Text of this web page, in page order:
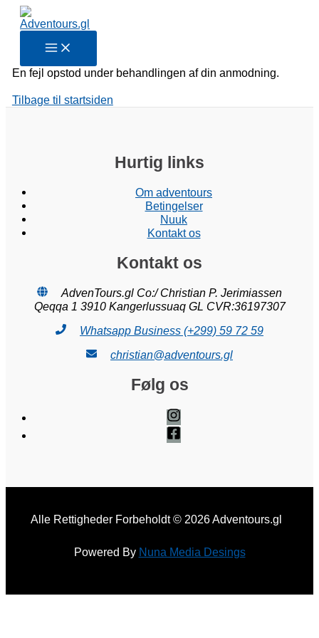
indholdet
En fejl opstod under behandlingen af din anmodning.
Tilbage til startsiden
Hurtig links
Om adventours
Betingelser
Nuuk
Kontakt os
Kontakt os
AdvenTours.gl Co:/ Christian P. Jerimiassen
Qeqqa 1 3910 Kangerlussuaq GL CVR:36197307
Whatsapp Business (+299) 59 72 59
christian@adventours.gl
Følg os
Alle Rettigheder Forbeholdt © 2026 Adventours.gl
Powered By Nuna Media Desings